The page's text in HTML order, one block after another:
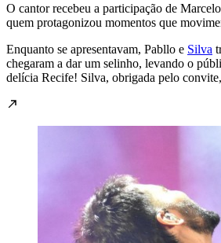
O cantor recebeu a participação de
quem protagonizou momentos que
Enquanto se apresentavam, Pabllo e Silva
chegaram a dar um selinho, levando o
delícia Recife! Silva, obrigada pelo